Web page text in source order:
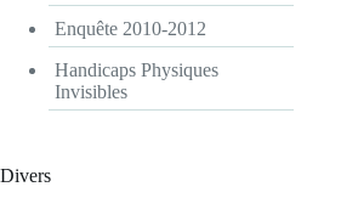
Enquête 2010-2012
Handicaps Physiques
Invisibles
Divers